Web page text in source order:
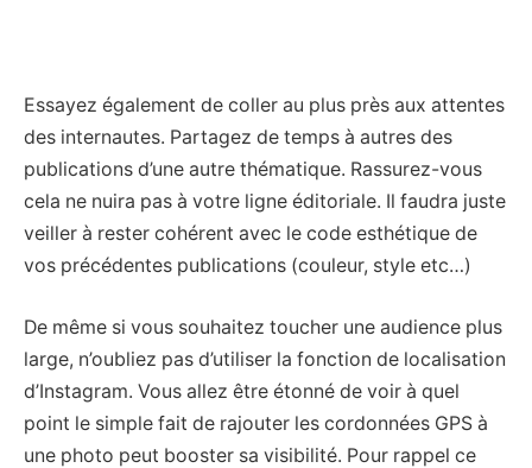
Essayez également de coller au plus près aux attentes
des internautes. Partagez de temps à autres des
publications d’une autre thématique. Rassurez-vous
cela ne nuira pas à votre ligne éditoriale. Il faudra juste
veiller à rester cohérent avec le code esthétique de
vos précédentes publications (couleur, style etc…)
De même si vous souhaitez toucher une audience plus
large, n’oubliez pas d’utiliser la fonction de localisation
d’Instagram. Vous allez être étonné de voir à quel
point le simple fait de rajouter les cordonnées GPS à
une photo peut booster sa visibilité. Pour rappel ce